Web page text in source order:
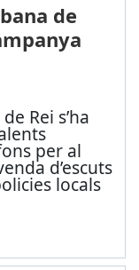
de
Rei s’ha
per al
d’escuts
locals